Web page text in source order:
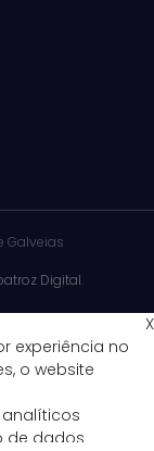
Galveias
Digital.
X
experiência no
o website
de dados